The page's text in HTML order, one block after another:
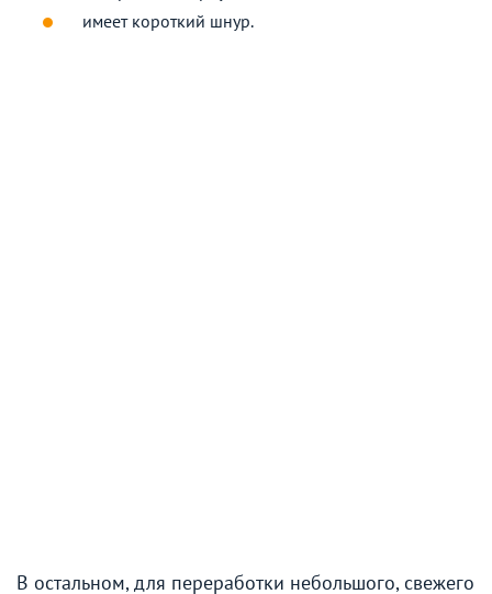
имеет короткий шнур.
В остальном, для переработки небольшого, свежего